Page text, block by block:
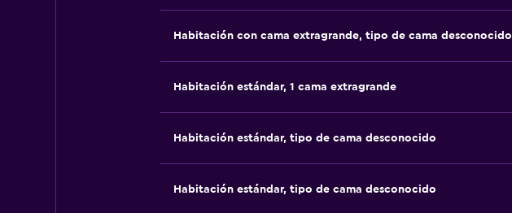
Habitación con cama extragrande, tipo de cama desconocido
Habitación estándar, 1 cama extragrande
Habitación estándar, tipo de cama desconocido
Habitación estándar, tipo de cama desconocido